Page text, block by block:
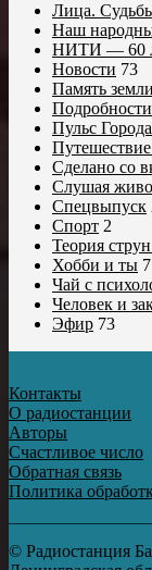
Лица.
Наш
НИТИ — 60
Новости 73
Память
Подробности
Пульс Города
Сделано со
Слушая
Спецвыпуск
Спорт 2
Теория
Хобби и ты 7
Чай с
Человек и
Эфир 73
Контакты
О радиостанции
Авторы
Счастливое число
Обратная связь
Политика
© Радиостанция